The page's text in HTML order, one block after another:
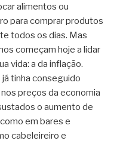
alimentos ou
para comprar produtos
todos os dias. Mas
começam hoje a lidar
vida: a da inflação.
já tinha conseguido
preços da economia
o aumento de
em bares e
cabeleireiro e